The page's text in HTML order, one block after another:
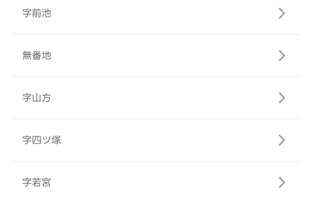
字前池
無番地
字山方
字四ツ塚
字若宮